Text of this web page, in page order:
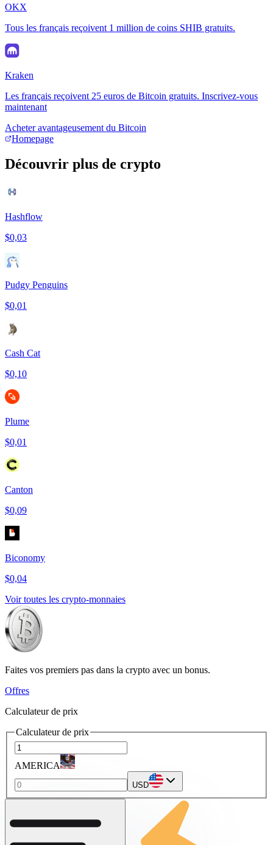
OKX
Tous les français reçoivent 1 million de coins SHIB gratuits.
Kraken
Les français reçoivent 25 euros de Bitcoin gratuits. Inscrivez-vous
maintenant
Acheter avantageusement du Bitcoin
Homepage
Découvrir plus de crypto
Hashflow
$0,03
Pudgy Penguins
$0,01
Cash Cat
$0,10
Plume
$0,01
Canton
$0,09
Biconomy
$0,04
Voir toutes les crypto-monnaies
Faites vos premiers pas dans la crypto avec un bonus.
Offres
Calculateur de prix
Calculateur de prix
AMERICA
USD